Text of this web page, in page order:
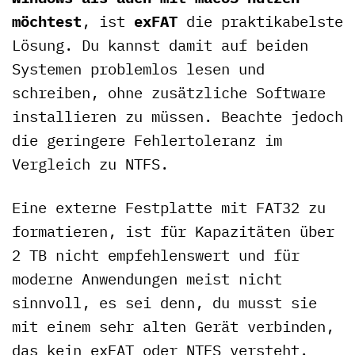
möchtest, ist exFAT die praktikabelste
Lösung. Du kannst damit auf beiden
Systemen problemlos lesen und
schreiben, ohne zusätzliche Software
installieren zu müssen. Beachte jedoch
die geringere Fehlertoleranz im
Vergleich zu NTFS.
Eine externe Festplatte mit FAT32 zu
formatieren, ist für Kapazitäten über
2 TB nicht empfehlenswert und für
moderne Anwendungen meist nicht
sinnvoll, es sei denn, du musst sie
mit einem sehr alten Gerät verbinden,
das kein exFAT oder NTFS versteht.